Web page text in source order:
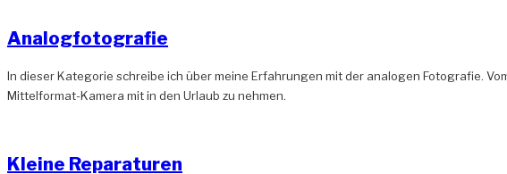
Analogfotografie
In dieser Kategorie schreibe ich über meine Erfahrungen mit der analogen Fotografie.
Mittelformat-Kamera mit in den Urlaub zu nehmen.
Kleine Reparaturen